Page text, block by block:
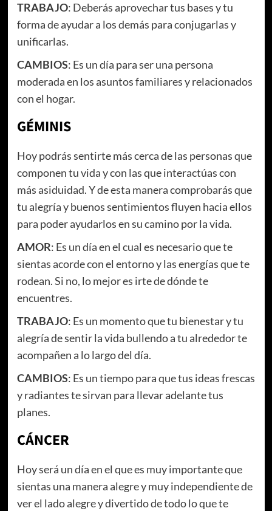
TRABAJO: Deberás aprovechar tus bases y tu
forma de ayudar a los demás para conjugarlas y
unificarlas.
CAMBIOS: Es un día para ser una persona
moderada en los asuntos familiares y relacionados
con el hogar.
GÉMINIS
Hoy podrás sentirte más cerca de las personas que
componen tu vida y con las que interactúas con
más asiduidad. Y de esta manera comprobarás que
tu alegría y buenos sentimientos fluyen hacia ellos
para poder ayudarlos en su camino por la vida.
AMOR: Es un día en el cual es necesario que te
sientas acorde con el entorno y las energías que te
rodean. Si no, lo mejor es irte de dónde te
encuentres.
TRABAJO: Es un momento que tu bienestar y tu
alegría de sentir la vida bullendo a tu alrededor te
acompañen a lo largo del día.
CAMBIOS: Es un tiempo para que tus ideas frescas
y radiantes te sirvan para llevar adelante tus
planes.
CÁNCER
Hoy será un día en el que es muy importante que
sientas una manera alegre y muy independiente de
ver el lado alegre y divertido de todo lo que te